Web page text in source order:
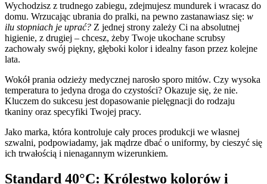
Wychodzisz z trudnego zabiegu, zdejmujesz mundurek i wracasz do
domu. Wrzucając ubrania do pralki, na pewno zastanawiasz się: w
ilu stopniach je uprać? Z jednej strony zależy Ci na absolutnej
higienie, z drugiej – chcesz, żeby Twoje ukochane scrubsy
zachowały swój piękny, głęboki kolor i idealny fason przez kolejne
lata.
Wokół prania odzieży medycznej narosło sporo mitów. Czy wysoka
temperatura to jedyna droga do czystości? Okazuje się, że nie.
Kluczem do sukcesu jest dopasowanie pielęgnacji do rodzaju
tkaniny oraz specyfiki Twojej pracy.
Jako marka, która kontroluje cały proces produkcji we własnej
szwalni, podpowiadamy, jak mądrze dbać o uniformy, by cieszyć się
ich trwałością i nienagannym wizerunkiem.
Standard 40°C: Królestwo kolorów i